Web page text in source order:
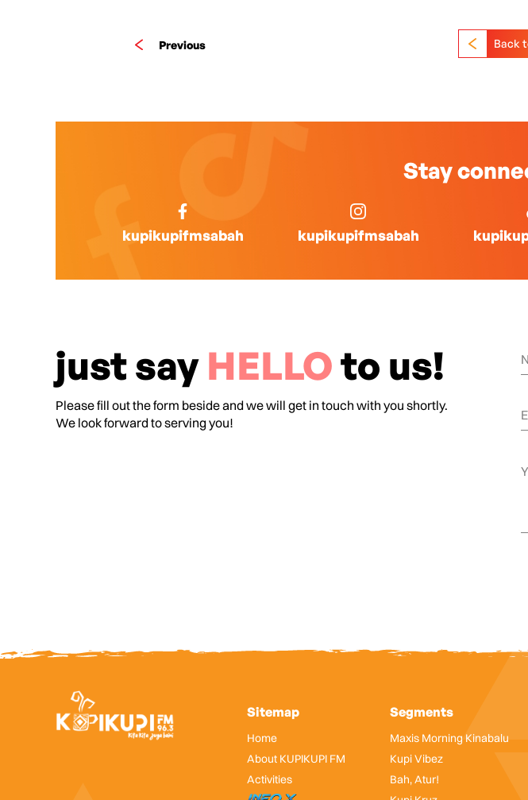
Previous Back
Stay
kupikupifmsabah kupikupifmsabah
just say HELLOto us!
Please fill out the form beside and we will get in touch with you shortly.
We look forward to serving you!
Sitemap
Home
About KUPIKUPI FM
Activities
Segments
Maxis Morning Kinabalu
Kupi Vibez
Bah, Atur!